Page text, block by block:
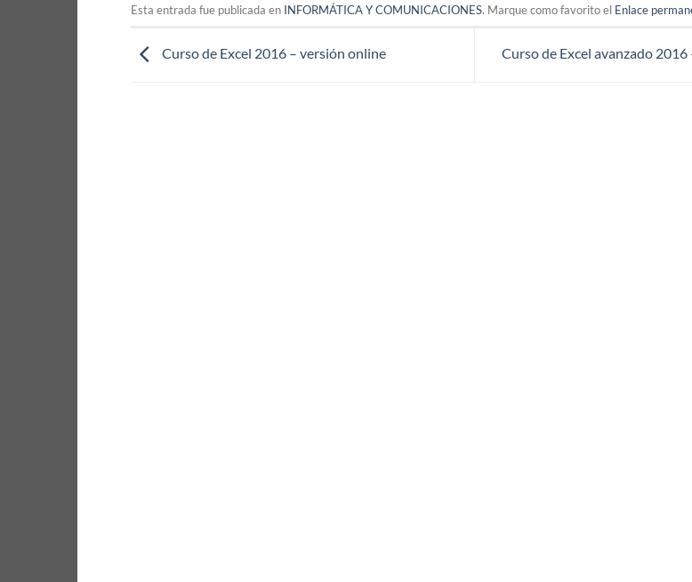
Esta entrada fue publicada en INFORMÁTICA Y COMUNICACIONES. Marque como favorito el Enlace
Curso de Excel 2016 – versión online Curso de Excel avanzado